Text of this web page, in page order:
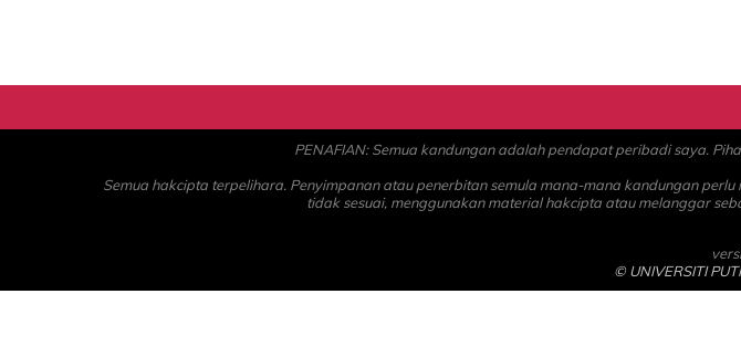
PENAFIAN: Semua kandungan adalah pendapat peribadi saya.
Semua hakcipta terpelihara. Penyimpanan atau penerbitan semula mana-mana kandungan
tidak sesuai, menggunakan material hakcipta atau melanggar
© UNIVERSITI